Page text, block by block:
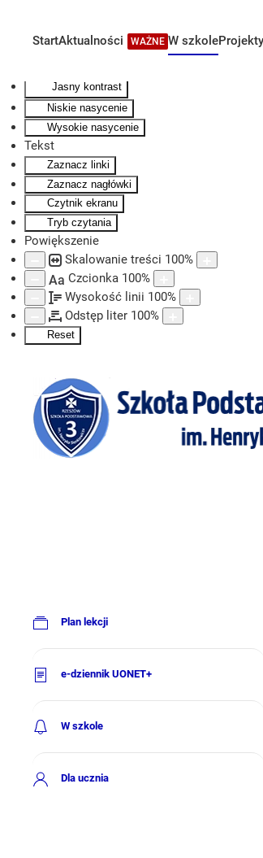
Monochromatyczny
Jasny kontrast
Niskie nasycenie
Wysokie nasycenie
Tekst
Zaznacz linki
Zaznacz nagłówki
Czytnik ekranu
Tryb czytania
Powiększenie
Skalowanie treści 100%
Aa Czcionka 100%
Wysokość linii 100%
Odstęp liter 100%
Reset
Skip to main content
StartAktualności WAŻNE W szkoleProjekty
Plan lekcji
e-dziennik UONET+
W szkole
Dla ucznia